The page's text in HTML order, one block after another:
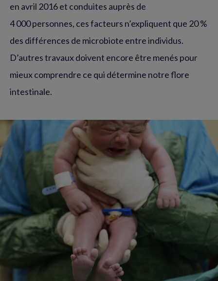
en avril 2016 et conduites auprès de
4 000 personnes, ces facteurs n’expliquent que 20 %
des différences de microbiote entre individus.
D’autres travaux doivent encore être menés pour
mieux comprendre ce qui détermine notre flore
intestinale.